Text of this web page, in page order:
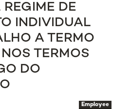
REGIME DE
INDIVIDUAL
A TERMO
TERMOS
DO
Employee